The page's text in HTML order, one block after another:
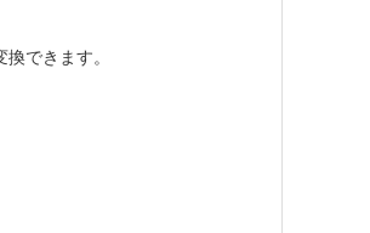
できます。